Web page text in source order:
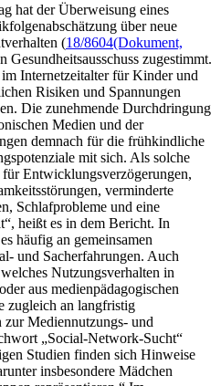
hat der Überweisung eines
über neue
(18/8604(Dokument,
Gesundheitsausschuss zugestimmt.
Internetzeitalter für Kinder und
Risiken und Spannungen
Die zunehmende Durchdringung
Medien und der
demnach für die frühkindliche
mit sich. Als solche
Entwicklungsverzögerungen,
verminderte
Schlafprobleme und eine
heißt es in dem Bericht. In
häufig an gemeinsamen
und Sacherfahrungen. Auch
Nutzungsverhalten in
aus medienpädagogischen
zugleich an langfristig
zur Mediennutzungs- und
„Social-Network-Sucht“
Studien finden sich Hinweise
insbesondere Mädchen